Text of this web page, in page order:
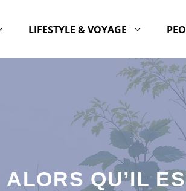
LIFESTYLE & VOYAGE
QU’IL